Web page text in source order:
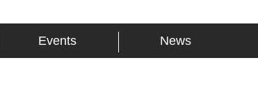
Events News